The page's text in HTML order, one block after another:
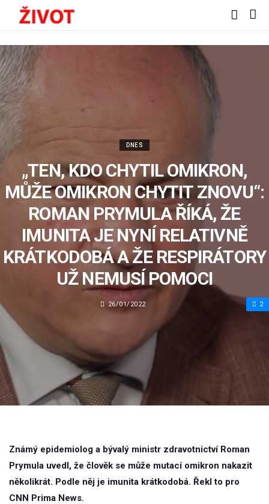
DNES
„TEN, KDO CHYTIL OMIKRON,
MŮŽE OMIKRON CHYTIT ZNOVU“:
ROMAN PRYMULA ŘÍKÁ, ŽE
IMUNITA JE NYNÍ RELATIVNĚ
KRÁTKODOBÁ A ŽE RESPIRÁTORY
UŽ NEMUSÍ POMOCI
26/01/2022 2
Známý epidemiolog a bývalý ministr zdravotnictví Roman
Prymula uvedl, že člověk se může mutací omikron nakazit
několikrát. Podle něj je imunita krátkodobá. Řekl to pro
CNN Prima News.